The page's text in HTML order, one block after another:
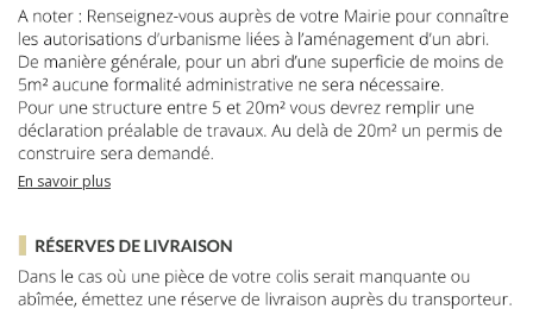
En savoir plus